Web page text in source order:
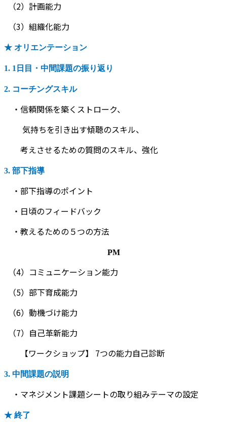
（2）計画能力
（3）組織化能力
★ オリエンテーション
1. 1日目・中間課題の振り返り
2. コーチングスキル
・信頼関係を築くストローク、
気持ちを引き出す傾聴のスキル、
考えさせるための質問のスキル、強化
3. 部下指導
・部下指導のポイント
・日頃のフィードバック
・教えるための５つの方法
PM
（4）コミュニケーション能力
（5）部下育成能力
（6）動機づけ能力
（7）自己革新能力
【ワークショップ】 7つの能力自己診断
3. 中間課題の説明
・マネジメント課題シートの取り組みテーマの設定
★ 終了